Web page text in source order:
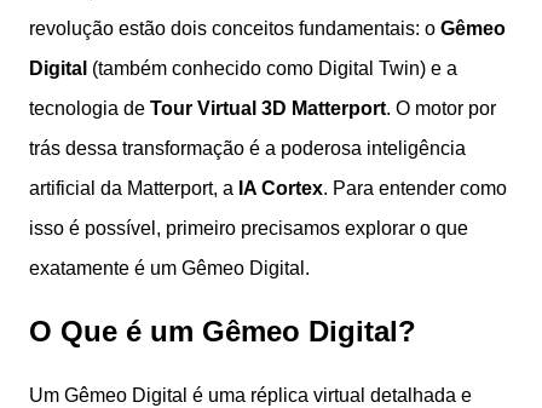
revolução estão dois conceitos fundamentais: o Gêmeo
Digital (também conhecido como Digital Twin) e a
tecnologia de Tour Virtual 3D Matterport. O motor por
trás dessa transformação é a poderosa inteligência
artificial da Matterport, a IA Cortex. Para entender como
isso é possível, primeiro precisamos explorar o que
exatamente é um Gêmeo Digital.
O Que é um Gêmeo Digital?
Um Gêmeo Digital é uma réplica virtual detalhada e